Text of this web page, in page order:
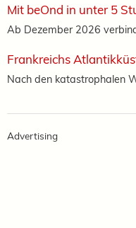
Mit beOnd in unter 5
Ab Dezember 2026
Frankreichs
Nach den katastrophalen
Advertising